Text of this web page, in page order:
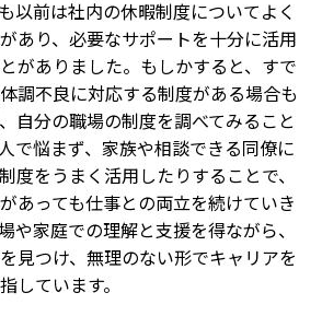
以前は社内の休暇制度についてよく
あり、必要なサポートを十分に活用
がありました。もしかすると、すで
調不良に対応する制度がある場合も
自分の職場の制度を調べてみること
で悩まず、家族や相談できる同僚に
度をうまく活用したりすることで、
あっても仕事との両立を続けていき
や家庭での理解と支援を得ながら、
見つけ、無理のない形でキャリアを
しています。